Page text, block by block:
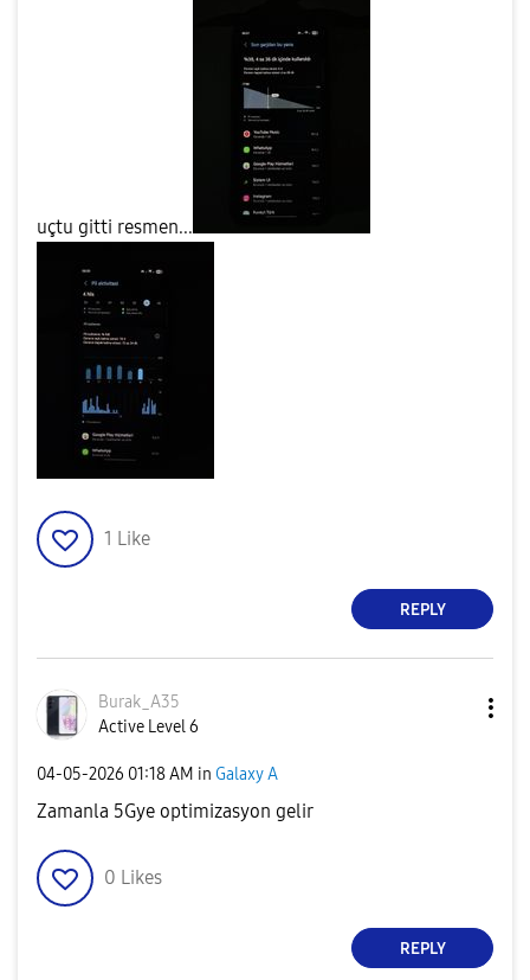
uçtu gitti resmen...
1 Like
REPLY
Burak_A35
Active Level 6
‎04-05-2026 01:18 AM in Galaxy A
Zamanla 5Gye optimizasyon gelir
0 Likes
REPLY